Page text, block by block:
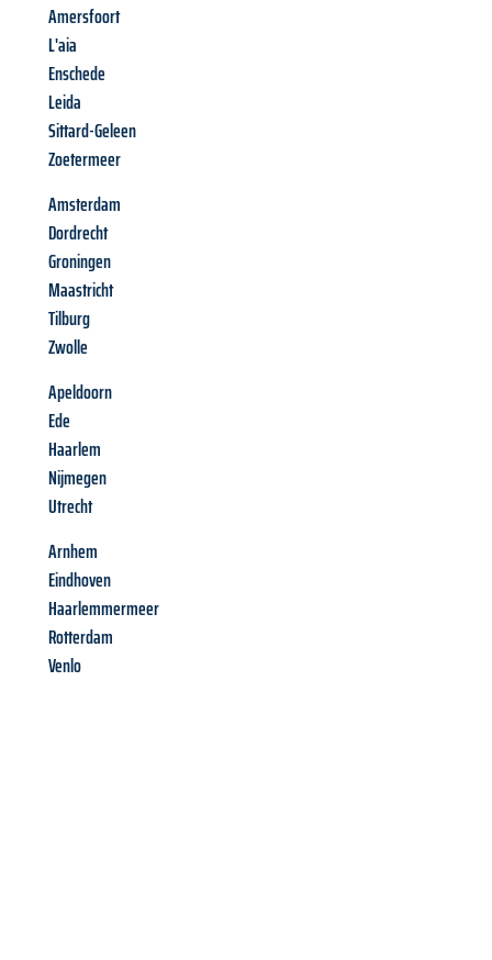
Amersfoort
L'aia
Enschede
Leida
Sittard-Geleen
Zoetermeer
Amsterdam
Dordrecht
Groningen
Maastricht
Tilburg
Zwolle
Apeldoorn
Ede
Haarlem
Nijmegen
Utrecht
Arnhem
Eindhoven
Haarlemmermeer
Rotterdam
Venlo